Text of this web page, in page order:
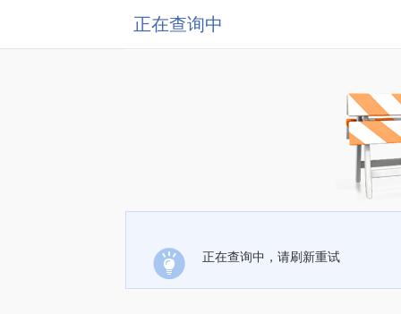
正在查询中
正在查询中，请刷新重试